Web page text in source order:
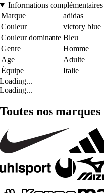
Informations complémentaires
Marque
adidas
Couleur
victory blue
Couleur dominante Bleu
Genre
Homme
Age
Adulte
Équipe
Italie
Loading...
Loading...
Toutes nos marques